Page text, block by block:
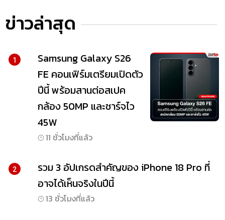
ข่าวล่าสุด
1
Samsung Galaxy S26
FE คอนเฟิร์มเตรียมเปิดตัว
ปีนี้ พร้อมสานต่อสเปค
กล้อง 50MP และชาร์จไว
45W
11 ชั่วโมงที่แล้ว
2
รวม 3 อัปเกรดสำคัญของ iPhone 18 Pro ที่
อาจได้เห็นจริงในปีนี้
13 ชั่วโมงที่แล้ว